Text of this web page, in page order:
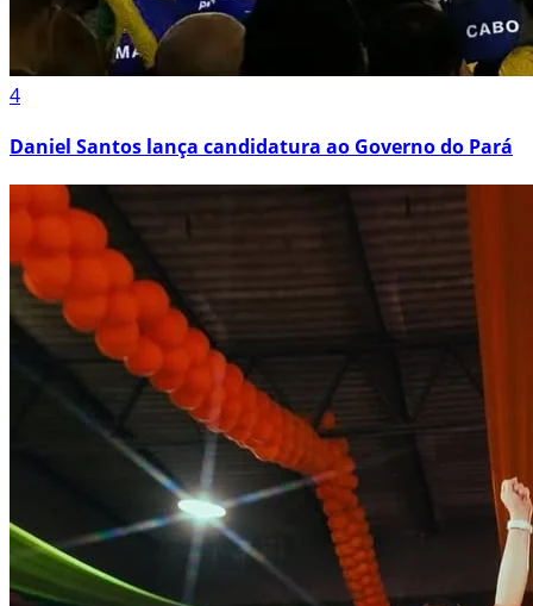
4
Daniel Santos lança candidatura ao Governo do Pará